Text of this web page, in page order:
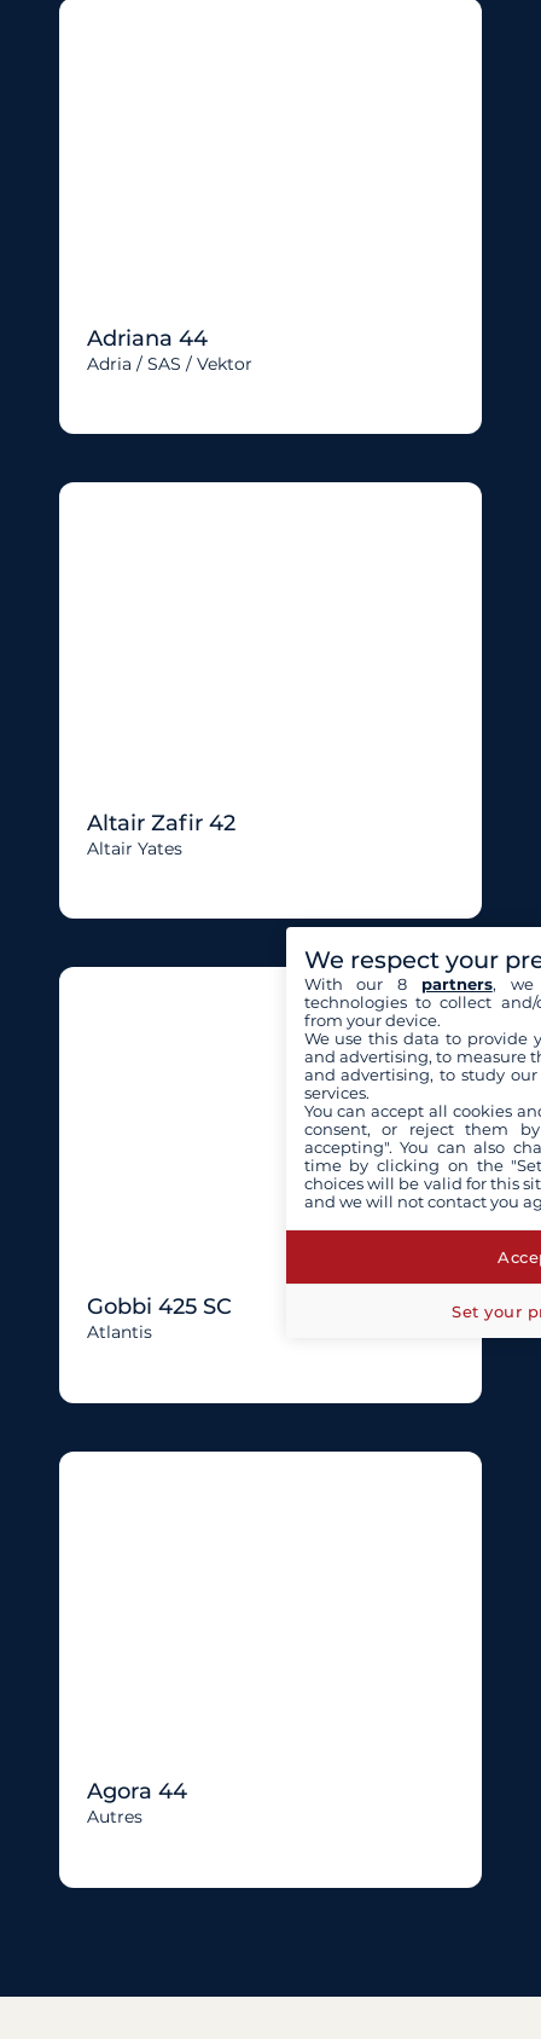
Adriana 44
Adria / SAS / Vektor
Altair Zafir 42
Altair Yates
Gobbi 425 SC
Atlantis
Agora 44
Autres
We respect your
With our 8 partners, we
technologies to collect
from your device.
We use this data to provide
and advertising, to measure
and advertising, to study
services.
You can accept all cookies
consent, or reject them
accepting". You can also
time by clicking on the
choices will be valid for this
and we will not contact you
Set your